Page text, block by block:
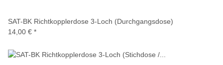
SAT-BK Richtkopplerdose 3-Loch (Durchgangsdose)
14,00 € *